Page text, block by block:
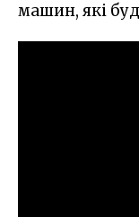
машин, які